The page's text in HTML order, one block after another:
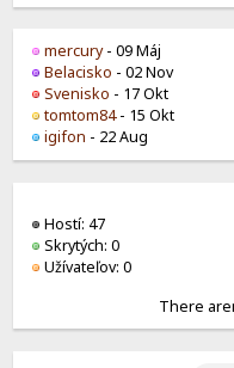
mercury- 09 Máj
Belacisko - 02 Nov
Svenisko - 17 Okt
tomtom84- 15 Okt
igifon - 22 Aug
Hostí: 47
Skrytých: 0
Užívateľov: 0
There